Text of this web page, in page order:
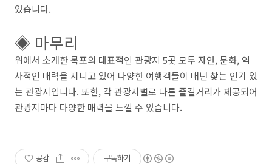
있습니다.
◈ 마무리
위에서 소개한 목포의 대표적인 관광지 5곳 모두 자연, 문화, 역
사적인 매력을 지니고 있어 다양한 여행객들이 매년 찾는 인기 있
는 관광지입니다. 또한, 각 관광지별로 다른 즐길거리가 제공되어
관광지마다 다양한 매력을 느낄 수 있습니다.
공감 구독하기